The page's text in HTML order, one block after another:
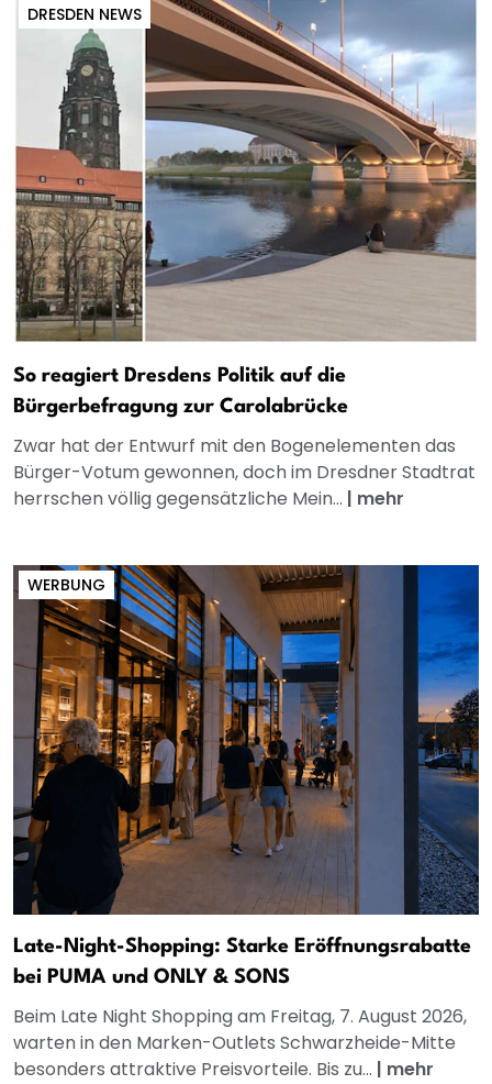
DRESDEN NEWS
So reagiert Dresdens Politik auf die
Bürgerbefragung zur Carolabrücke
Zwar hat der Entwurf mit den Bogenelementen das
Bürger-Votum gewonnen, doch im Dresdner Stadtrat
herrschen völlig gegensätzliche Mein... | mehr
WERBUNG
Late-Night-Shopping: Starke Eröffnungsrabatte
bei PUMA und ONLY & SONS
Beim Late Night Shopping am Freitag, 7. August 2026,
warten in den Marken-Outlets Schwarzheide-Mitte
besonders attraktive Preisvorteile. Bis zu... | mehr